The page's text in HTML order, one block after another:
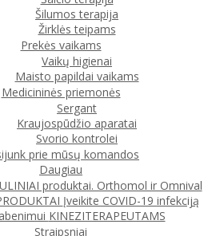
Šilumos terapija
Žirklės teipams
Prekės vaikams
Vaikų higienai
Maisto papildai vaikams
Medicininės priemonės
Sergant
Kraujospūdžio aparatai
Svorio kontrolei
prie mūsų komandos
Daugiau
produktai. Orthomol ir Omnival
Įveikite COVID-19 infekciją
KINEZITERAPEUTAMS
Straipsniai